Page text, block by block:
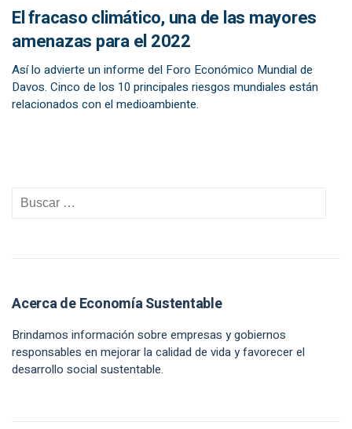
El fracaso climático, una de las mayores
amenazas para el 2022
Así lo advierte un informe del Foro Económico Mundial de
Davos. Cinco de los 10 principales riesgos mundiales están
relacionados con el medioambiente.
Acerca de Economía Sustentable
Brindamos información sobre empresas y gobiernos
responsables en mejorar la calidad de vida y favorecer el
desarrollo social sustentable.